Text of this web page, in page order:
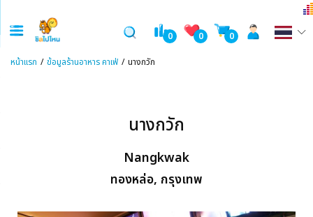
0 0 0
หน้าแรก ข้อมูลร้านอาหาร คาเฟ่ นางกวัก
นางกวัก
Nangkwak
ทองหล่อ, กรุงเทพ